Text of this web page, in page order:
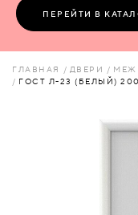
ПЕРЕЙТИ В
ГЛАВНАЯ ДВЕРИ
ГОСТ Л-23 (БЕЛЫЙ)